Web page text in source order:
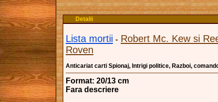
Detalii
Lista mortii - Robert Mc. Kew si
Roven
Anticariat carti Spionaj, Intrigi politice, Razboi,
Format: 20/13 cm
Fara descriere